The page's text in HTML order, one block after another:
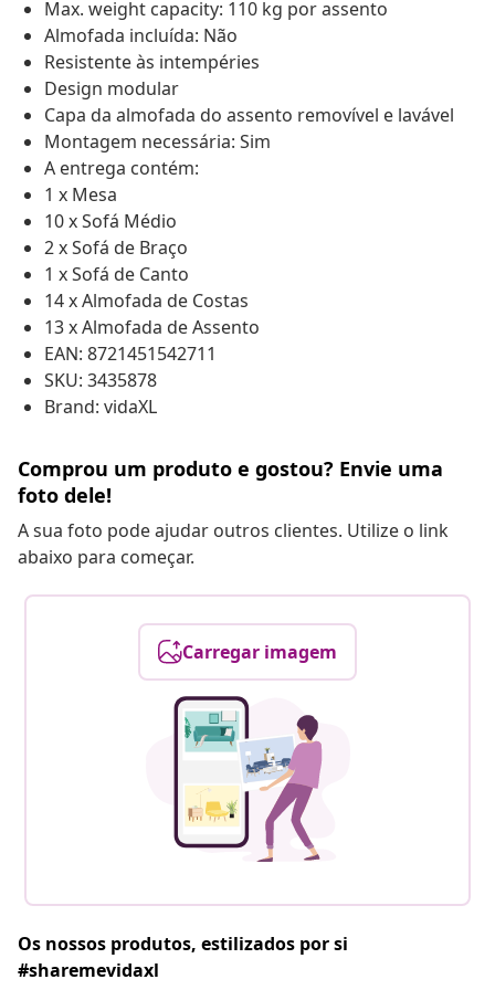
Max. weight capacity: 110 kg por assento
Almofada incluída: Não
Resistente às intempéries
Design modular
Capa da almofada do assento removível e lavável
Montagem necessária: Sim
A entrega contém:
1 x Mesa
10 x Sofá Médio
2 x Sofá de Braço
1 x Sofá de Canto
14 x Almofada de Costas
13 x Almofada de Assento
EAN: 8721451542711
SKU: 3435878
Brand: vidaXL
Comprou um produto e gostou? Envie uma
foto dele!
A sua foto pode ajudar outros clientes. Utilize o link
abaixo para começar.
Carregar imagem
Os nossos produtos, estilizados por si
#sharemevidaxl